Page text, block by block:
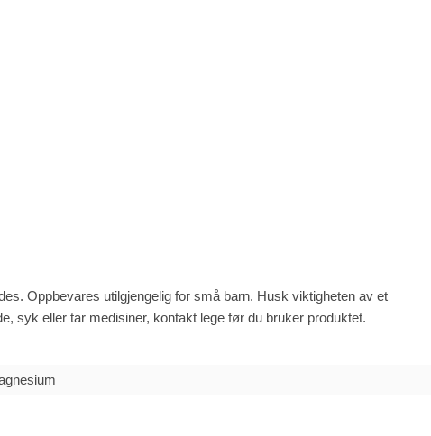
Oppbevares utilgjengelig for små barn. Husk viktigheten av et
syk eller tar medisiner, kontakt lege før du bruker produktet.